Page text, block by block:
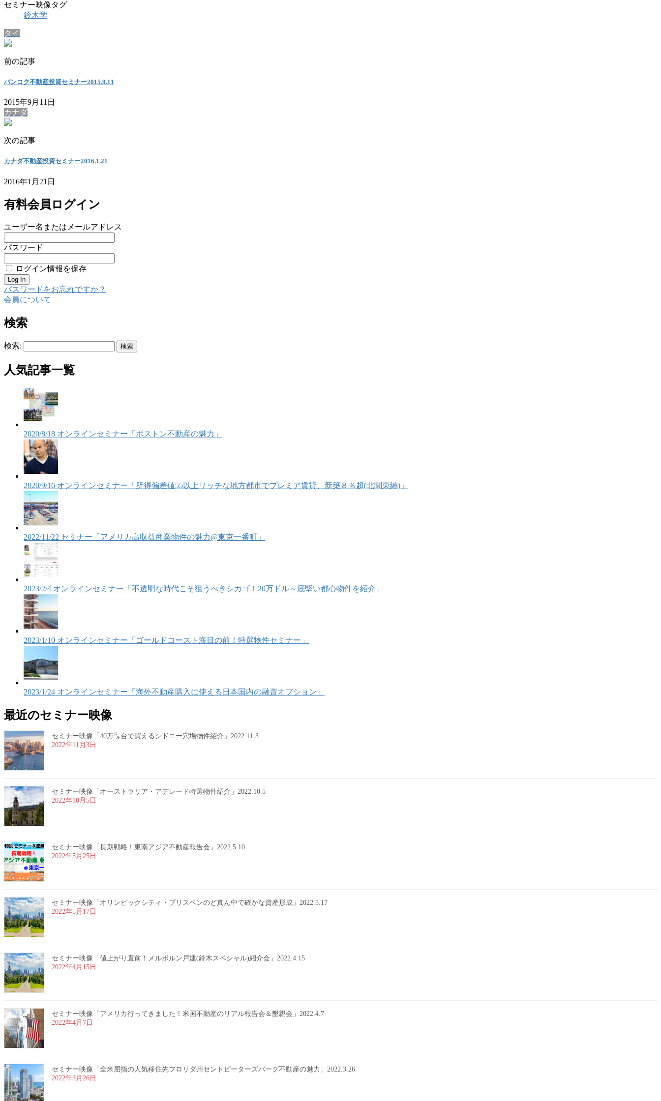
セミナー映像タグ
鈴木学
タイ
前の記事
バンコク不動産投資セミナー2015.9.11
2015年9月11日
カナダ
次の記事
カナダ不動産投資セミナー2016.1.21
2016年1月21日
有料会員ログイン
ユーザー名またはメールアドレス
パスワード
ログイン情報を保存
パスワードをお忘れですか？
会員について
検索
検索:
人気記事一覧
2020/8/18 オンラインセミナー「ボストン不動産の魅力」
2020/9/16 オンラインセミナー「所得偏差値55以上リッチな地方都市でプレミア賃貸、新築８％超(北関東編)」
2022/11/22 セミナー「アメリカ高収益商業物件の魅力@東京一番町」
2023/2/4 オンラインセミナー「不透明な時代こそ狙うべきシカゴ！20万ドル～底堅い都心物件を紹介」
2023/1/10 オンラインセミナー「ゴールドコースト海目の前！特選物件セミナー」
2023/1/24 オンラインセミナー「海外不動産購入に使える日本国内の融資オプション」
最近のセミナー映像
セミナー映像「40万㌦台で買えるシドニー穴場物件紹介」2022.11.3
2022年11月3日
セミナー映像「オーストラリア・アデレード特選物件紹介」2022.10.5
2022年10月5日
セミナー映像「長期戦略！東南アジア不動産報告会」2022.5.10
2022年5月25日
セミナー映像「オリンピックシティ・ブリスベンのど真ん中で確かな資産形成」2022.5.17
2022年5月17日
セミナー映像「値上がり直前！メルボルン戸建(鈴木スペシャル)紹介会」2022.4.15
2022年4月15日
セミナー映像「アメリカ行ってきました！米国不動産のリアル報告会＆懇親会」2022.4.7
2022年4月7日
セミナー映像「全米屈指の人気移住先フロリダ州セントピーターズバーグ不動産の魅力」2022.3.26
2022年3月26日